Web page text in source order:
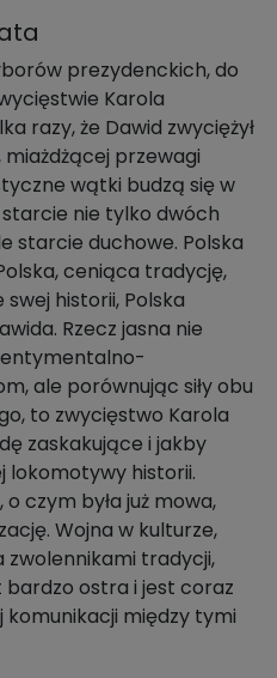
prezydenckich, do
Karola
razy, że Dawid zwyciężył
przewagi
wątki budzą się w
nie tylko dwóch
starcie duchowe. Polska
ceniąca tradycję,
historii, Polska
Rzecz jasna nie
ale porównując siły obu
to zwycięstwo Karola
zaskakujące i jakby
lokomotywy historii.
czym była już mowa,
Wojna w kulturze,
zwolennikami tradycji,
ostra i jest coraz
między tymi